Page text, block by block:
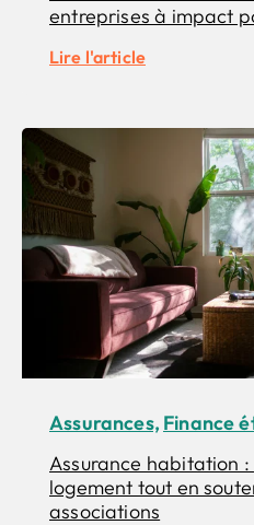
entreprises à impact
Lire l'article
Assurances, Finance
Assurance habitation
logement tout en
associations